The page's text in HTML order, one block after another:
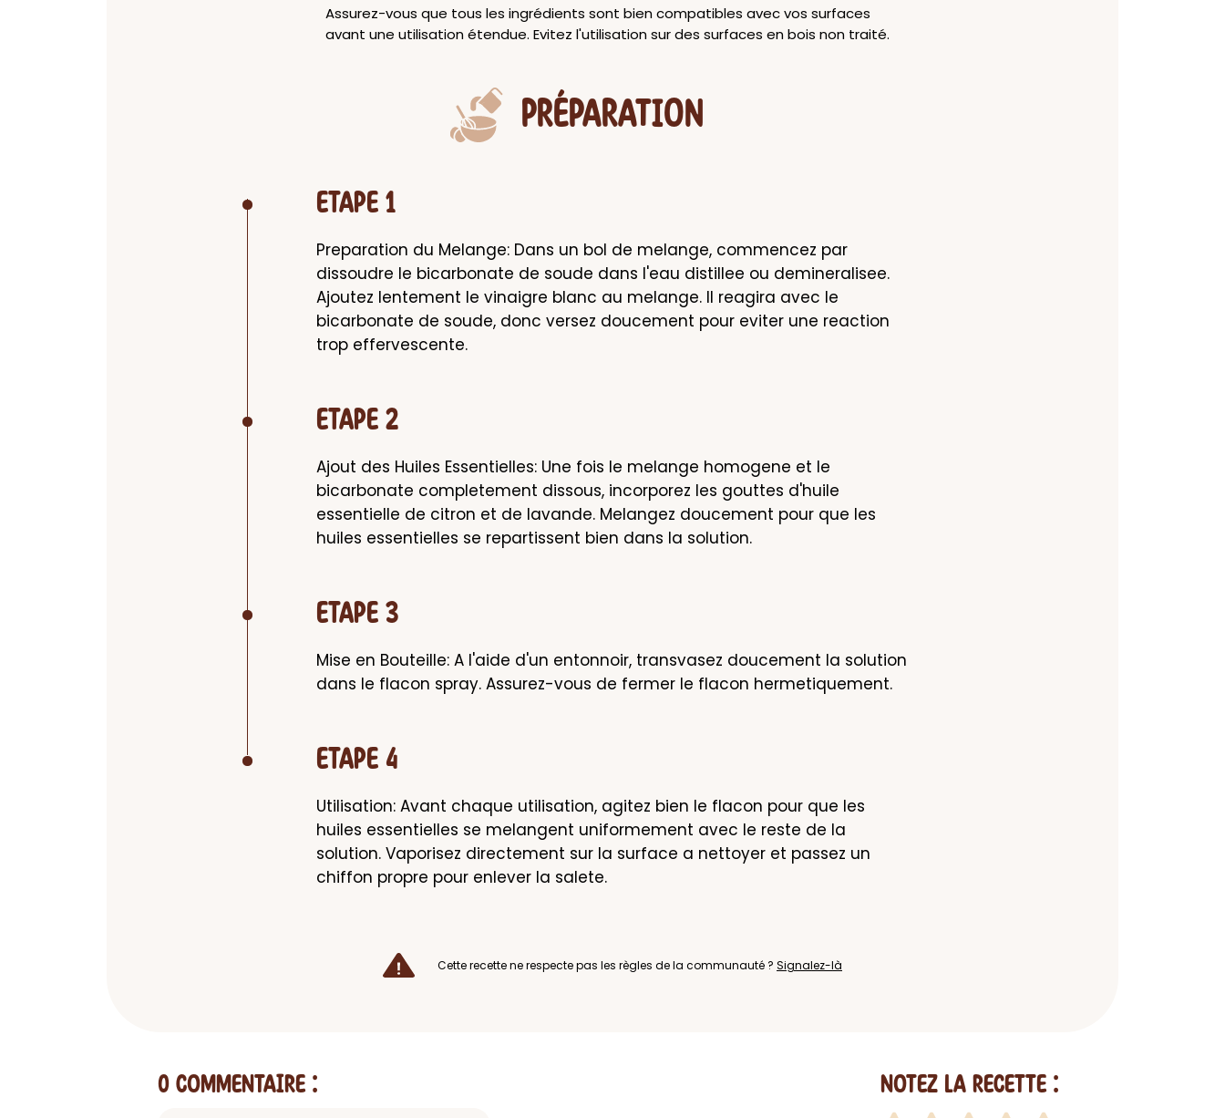
Assurez-vous que tous les ingrédients sont bien compatibles avec vos surfaces
avant une utilisation étendue. Evitez l'utilisation sur des surfaces en bois non traité.
PRÉPARATION
ETAPE 1
Preparation du Melange: Dans un bol de melange, commencez par
dissoudre le bicarbonate de soude dans l'eau distillee ou demineralisee.
Ajoutez lentement le vinaigre blanc au melange. Il reagira avec le
bicarbonate de soude, donc versez doucement pour eviter une reaction
trop effervescente.
ETAPE 2
Ajout des Huiles Essentielles: Une fois le melange homogene et le
bicarbonate completement dissous, incorporez les gouttes d'huile
essentielle de citron et de lavande. Melangez doucement pour que les
huiles essentielles se repartissent bien dans la solution.
ETAPE 3
Mise en Bouteille: A l'aide d'un entonnoir, transvasez doucement la solution
dans le flacon spray. Assurez-vous de fermer le flacon hermetiquement.
ETAPE 4
Utilisation: Avant chaque utilisation, agitez bien le flacon pour que les
huiles essentielles se melangent uniformement avec le reste de la
solution. Vaporisez directement sur la surface a nettoyer et passez un
chiffon propre pour enlever la salete.
Cette recette ne respecte pas les règles de la communauté ? Signalez-là
0 Commentaire : Notez la recette :